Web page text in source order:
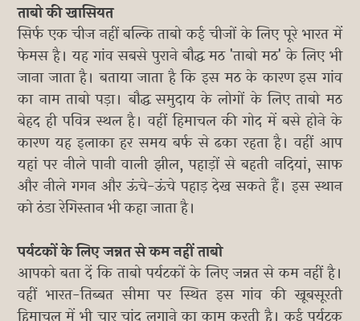
ताबो की खासियत
सिर्फ एक चीज नहीं बल्कि ताबो कई चीजों के लिए पूरे भारत में
फेमस है। यह गांव सबसे पुराने बौद्ध मठ 'ताबो मठ' के लिए भी
जाना जाता है। बताया जाता है कि इस मठ के कारण इस गांव
का नाम ताबो पड़ा। बौद्ध समुदाय के लोगों के लिए ताबो मठ
बेहद ही पवित्र स्थल है। वहीं हिमाचल की गोद में बसे होने के
कारण यह इलाका हर समय बर्फ से ढका रहता है। वहीं आप
यहां पर नीले पानी वाली झील, पहाड़ों से बहती नदियां, साफ
और नीले गगन और ऊंचे-ऊंचे पहाड़ देख सकते हैं। इस स्थान
को ठंडा रेगिस्तान भी कहा जाता है।
पर्यटकों के लिए जन्नत से कम नहीं ताबो
आपको बता दें कि ताबो पर्यटकों के लिए जन्नत से कम नहीं है।
वहीं भारत-तिब्बत सीमा पर स्थित इस गांव की खूबसूरती